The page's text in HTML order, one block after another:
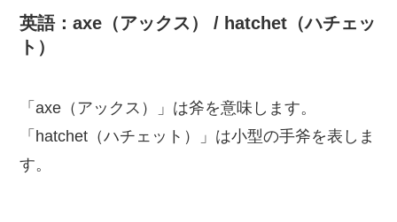
英語：axe（アックス） / hatchet（ハチェッ
ト）
「axe（アックス）」は斧を意味します。
「hatchet（ハチェット）」は小型の手斧を表しま
す。